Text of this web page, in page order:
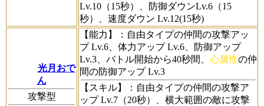
Lv.10（15秒）、防御ダウンLv.6（15
秒）、速度ダウン Lv.12(15秒)
光月おで
ん
攻撃型
【能力】
：自由タイプの仲間の攻撃アッ
プ Lv.6、体力アップ Lv.6、防御アップ
Lv.3、バトル開始から40秒間、 心属性の仲
間の防御アップ Lv.3
【スキル】
：自由タイプの仲間の攻撃ア
ップ Lv.7（20秒）、横大範囲の敵に攻撃